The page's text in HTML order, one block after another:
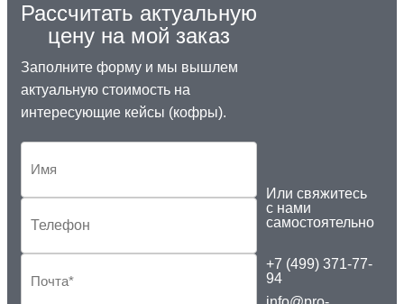
Рассчитать актуальную
цену на мой заказ
Заполните форму и мы вышлем
актуальную стоимость на
интересующие кейсы (кофры).
Или свяжитесь
с нами
самостоятельно
+7 (499) 371-77-
94